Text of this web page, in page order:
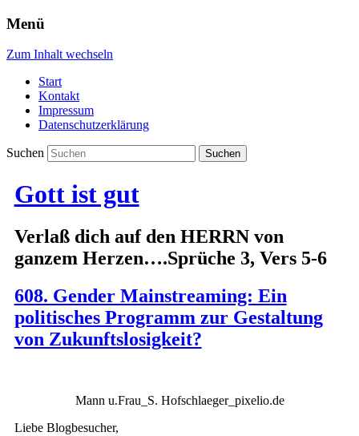
Menü
Zum Inhalt wechseln
Start
Kontakt
Impressum
Datenschutzerklärung
Suchen
Gott ist gut
Verlaß dich auf den HERRN von
ganzem Herzen….Sprüche 3, Vers 5-6
608. Gender Mainstreaming: Ein
politisches Programm zur Gestaltung
von Zukunftslosigkeit?
Mann u.Frau_S. Hofschlaeger_pixelio.de
Liebe Blogbesucher,